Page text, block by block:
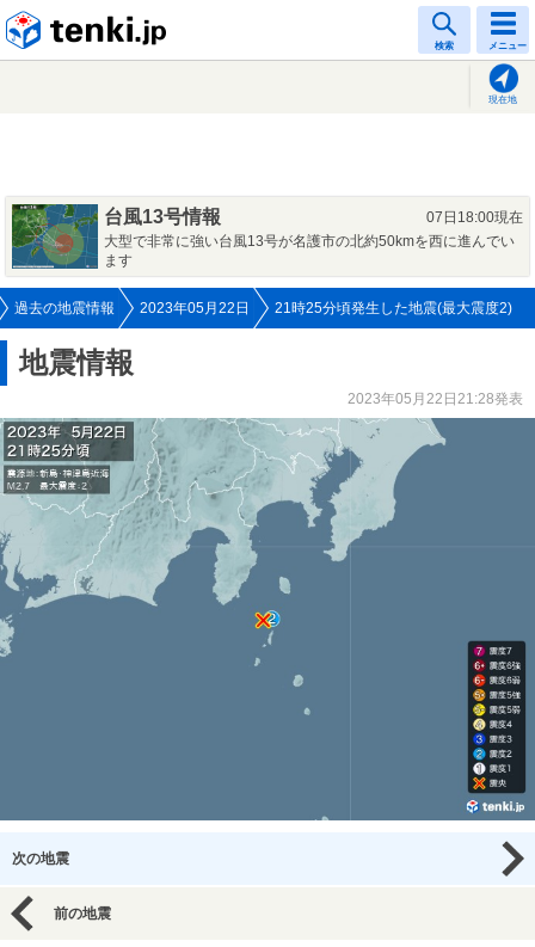
検索 メニュー
現在地
台風13号情報
07日18:00現在
大型で非常に強い台風13号が名護市の北約50kmを西に進んでい
ます
過去の地震情報 2023年05月22日 21時25分頃発生した地震(最大震度2)
地震情報
2023年05月22日21:28発表
次の地震
前の地震